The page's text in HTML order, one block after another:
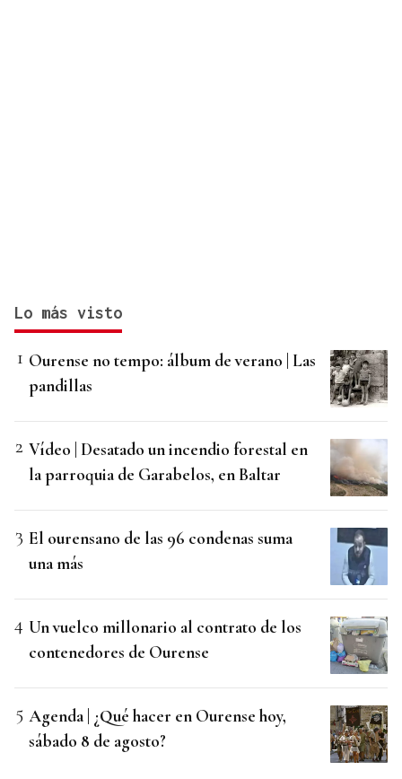
Lo más visto
Ourense no tempo: álbum de verano | Las
pandillas
Vídeo | Desatado un incendio forestal en
la parroquia de Garabelos, en Baltar
El ourensano de las 96 condenas suma
una más
Un vuelco millonario al contrato de los
contenedores de Ourense
Agenda | ¿Qué hacer en Ourense hoy,
sábado 8 de agosto?